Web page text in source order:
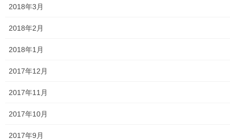
2018年3月
2018年2月
2018年1月
2017年12月
2017年11月
2017年10月
2017年9月